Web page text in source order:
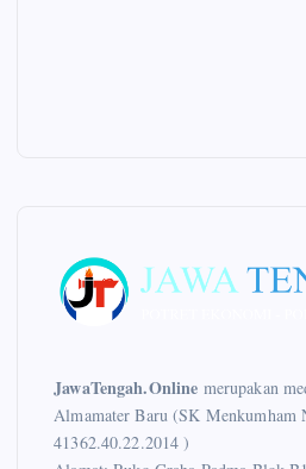
JawaTengah.Online merupakan
Almamater Baru (SK Menkumham
41362.40.22.2014 )